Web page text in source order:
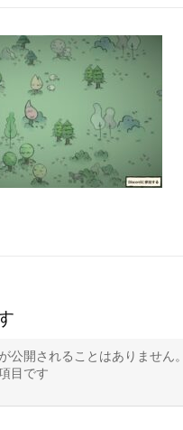
公開されることはありません。
目です